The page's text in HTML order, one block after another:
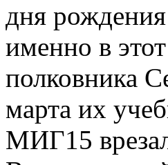
дня рождения
именно в
полковника
марта их
МИГ15